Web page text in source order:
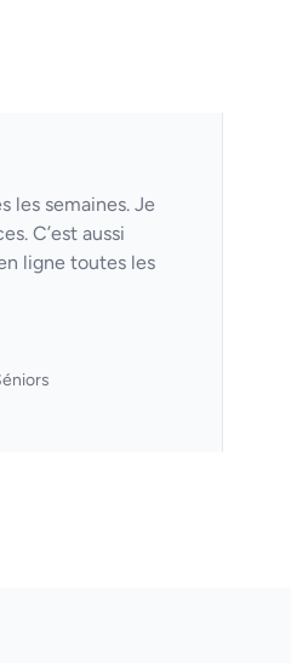
les semaines. Je
C’est aussi
ligne toutes les